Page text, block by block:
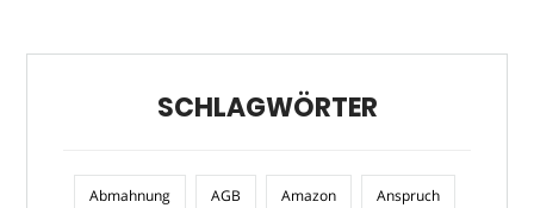
SCHLAGWÖRTER
Abmahnung AGB Amazon Anspruch